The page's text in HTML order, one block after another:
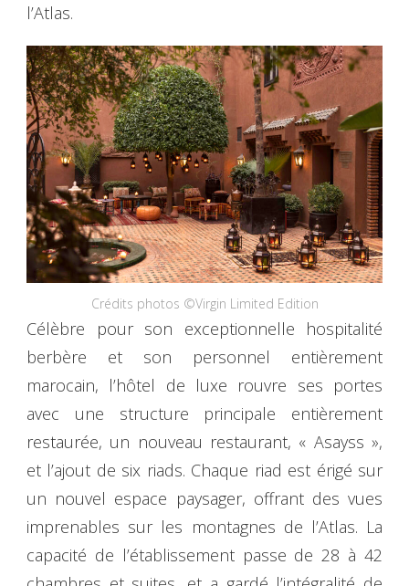
l’Atlas.
Crédits photos ©Virgin Limited Edition
Célèbre pour son exceptionnelle hospitalité
berbère et son personnel entièrement
marocain, l’hôtel de luxe rouvre ses portes
avec une structure principale entièrement
restaurée, un nouveau restaurant, « Asayss »,
et l’ajout de six riads. Chaque riad est érigé sur
un nouvel espace paysager, offrant des vues
imprenables sur les montagnes de l’Atlas. La
capacité de l’établissement passe de 28 à 42